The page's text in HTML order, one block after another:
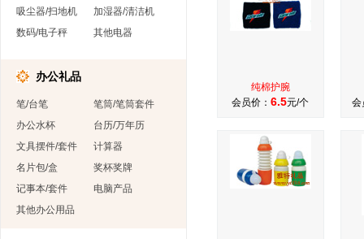
吸尘器/扫地机
加湿器/清洁机
数码/电子秤
其他电器
办公礼品
笔/台笔
笔筒/笔筒套件
办公水杯
台历/万年历
文具摆件/套件
计算器
名片包/盒
奖杯奖牌
记事本/套件
电脑产品
其他办公用品
纯棉护腕
会员价： 6.5元/个 会